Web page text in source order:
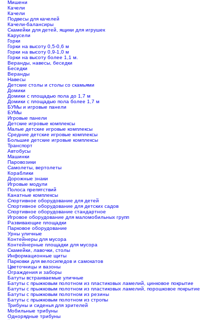
Мишени
Качели
Качели
Подвесы для качелей
Качели-балансиры
Скамейки для детей, ящики для игрушек
Карусели
Горки
Горки на высоту 0,5-0,6 м
Горки на высоту 0,9-1,0 м
Горки на высоту более 1,1 м.
Веранды, навесы, беседки
Беседки
Веранды
Навесы
Детские столы и столы со скамьями
Домики
Домики с площадью пола до 1,7 м
Домики с площадью пола более 1,7 м
БУМы и игровые панели
БУМы
Игровые панели
Детские игровые комплексы
Малые детские игровые комплексы
Средние детские игровые комплексы
Большие детские игровые комплексы
Транспорт
Автобусы
Машинки
Паровозики
Самолеты, вертолеты
Кораблики
Дорожные знаки
Игровые модули
Полоса препятствий
Канатные комплексы
Спортивное оборудование для детей
Спортивное оборудование для детских садов
Спортивное оборудование стандартное
Игровое оборудование для маломобильных групп
Развивающие площадки
Парковое оборудование
Урны уличные
Контейнеры для мусора
Контейнерные площадки для мусора
Скамейки, лавочки, столы
Информационные щиты
Парковки для велосипедов и самокатов
Цветочницы и вазоны
Ограждения и заборы
Батуты встраиваемые уличные
Батуты с прыжковым полотном из пластиковых ламелий, цинковое покрытие
Батуты с прыжковым полотном из пластиковых ламелий, порошковое покрытие
Батуты с прыжковым полотном из резины
Батуты с прыжковым полотном из стропы
Трибуны и сиденья для зрителей
Мобильные трибуны
Однорядные трибуны